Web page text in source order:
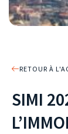
RETOUR À
SIMI